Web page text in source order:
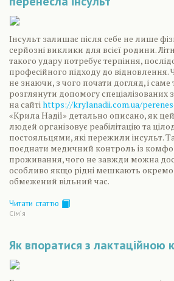
Інсульт залишає після себе не лише
серйозні виклики для всієї родини.
такого удару потребує терпіння,
професійного підходу до відновлення.
не знаючи, з чого почати догляд, і саме
розглянути допомогу спеціалізованих
на сайтіhttps://krylanadii.com.ua/
«Крила Надії» детально описано, як
людей організовує реабілітацію та
постояльцями, які пережили інсульт.
поєднати медичний контроль із
проживання, чого не завжди можна
особливо якщо рідні мешкають
обмежений вільний час.
Читати статтю
Сiм´я
Як впоратися з лактаційною